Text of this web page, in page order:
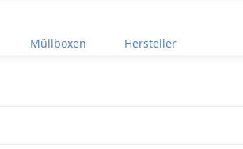
Müllboxen Hersteller